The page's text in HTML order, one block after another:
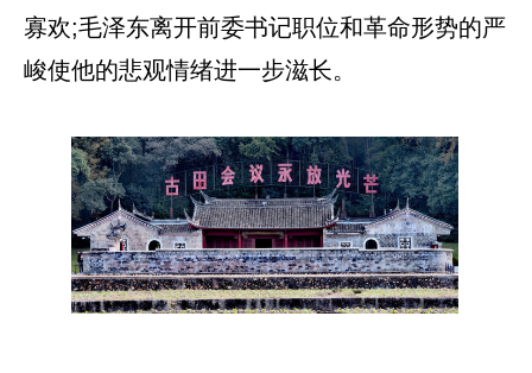
寡欢;毛泽东离开前委书记职位和革命形势的严
峻使他的悲观情绪进一步滋长。